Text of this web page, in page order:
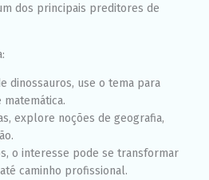
dos principais preditores de
dinossauros, use o tema para
explore noções de geografia,
o interesse pode se transformar
caminho profissional.